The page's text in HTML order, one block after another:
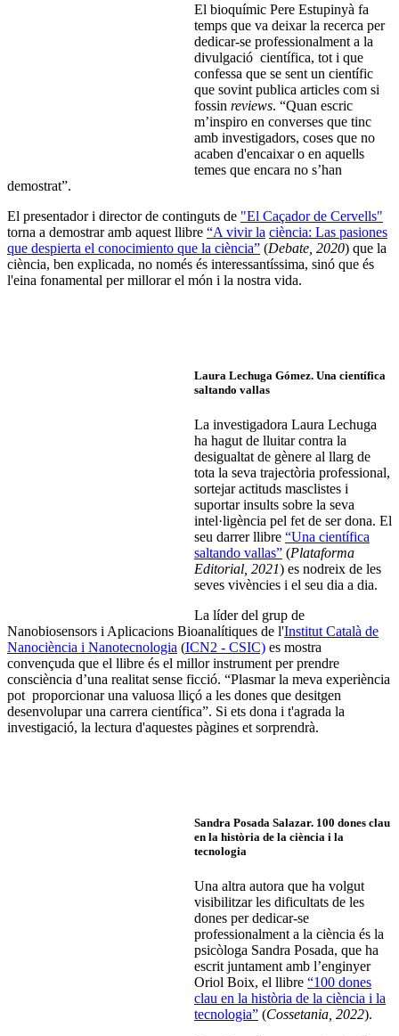
El bioquímic Pere Estupinyà fa
temps que va deixar la recerca per
dedicar-se professionalment a la
divulgació científica, tot i que
confessa que se sent un científic
que sovint publica articles com si
fossin reviews. “Quan escric
m’inspiro en converses que tinc
amb investigadors, coses que no
acaben d'encaixar o en aquells
temes que encara no s’han
demostrat”.
El presentador i director de continguts de "El Caçador de Cervells"
torna a demostrar amb aquest llibre “A vivir la ciència: Las pasiones
que despierta el conocimiento que la ciència” (Debate, 2020) que la
ciència, ben explicada, no només és interessantíssima, sinó que és
l'eina fonamental per millorar el món i la nostra vida.
Laura Lechuga Gómez. Una científica
saltando vallas
La investigadora Laura Lechuga
ha hagut de lluitar contra la
desigualtat de gènere al llarg de
tota la seva trajectòria professional,
sortejar actituds masclistes i
suportar insults sobre la seva
intel·ligència pel fet de ser dona. El
seu darrer llibre “Una científica
saltando vallas” (Plataforma
Editorial, 2021) es nodreix de les
seves vivències i el seu dia a dia.
La líder del grup de
Nanobiosensors i Aplicacions Bioanalítiques de l'Institut Català de
Nanociència i Nanotecnologia (ICN2 - CSIC) es mostra
convençuda que el llibre és el millor instrument per prendre
consciència d’una realitat sense ficció. “Plasmar la meva experiència
pot proporcionar una valuosa lliçó a les dones que desitgen
desenvolupar una carrera científica”. Si ets dona i t'agrada la
investigació, la lectura d'aquestes pàgines et sorprendrà.
Sandra Posada Salazar. 100 dones clau
en la història de la ciència i la
tecnologia
Una altra autora que ha volgut
visibilitzar les dificultats de les
dones per dedicar-se
professionalment a la ciència és la
psicòloga Sandra Posada, que ha
escrit juntament amb l’enginyer
Oriol Boix, el llibre “100 dones
clau en la història de la ciència i la
tecnologia” (Cossetania, 2022).